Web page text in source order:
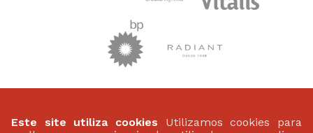
Largo da Lagoa 15 B
Este site utiliza cookies Utilizamos cookies para